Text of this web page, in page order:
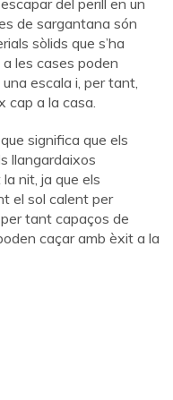
del perill en un
de sargantana són
sòlids que s’ha
les cases poden
escala i, per tant,
cap a la casa.
significa que els
llangardaixos
nit, ja que els
el sol calent per
tant capaços de
caçar amb èxit a la